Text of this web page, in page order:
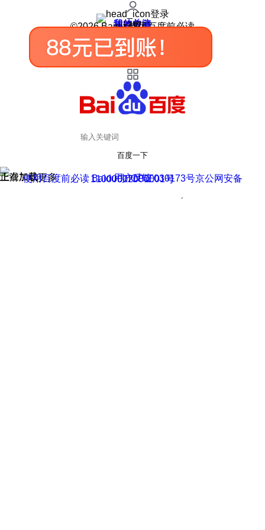
登录
我的关注
我的收藏
皮肤中心
用户反馈
设置
©2026 Baidu 使用百度前必读
百度一下
正在加载
上滑加载更多 用户反馈
使用百度前必读 Baidu 京ICP证030173号
京公网安备11000002000001号